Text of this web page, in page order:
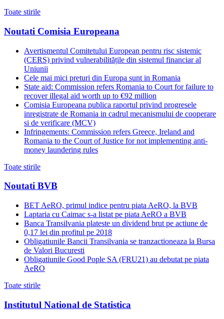
Toate stirile
Noutati Comisia Europeana
Avertismentul Comitetului European pentru risc sistemic
(CERS) privind vulnerabilitățile din sistemul financiar al
Uniunii
Cele mai mici preturi din Europa sunt in Romania
State aid: Commission refers Romania to Court for failure to
recover illegal aid worth up to €92 million
Comisia Europeana publica raportul privind progresele
inregistrate de Romania in cadrul mecanismului de cooperare
si de verificare (MCV)
Infringements: Commission refers Greece, Ireland and
Romania to the Court of Justice for not implementing anti-
money laundering rules
Toate stirile
Noutati BVB
BET AeRO, primul indice pentru piata AeRO, la BVB
Laptaria cu Caimac s-a listat pe piata AeRO a BVB
Banca Transilvania plateste un dividend brut pe actiune de
0,17 lei din profitul pe 2018
Obligatiunile Bancii Transilvania se tranzactioneaza la Bursa
de Valori Bucuresti
Obligatiunile Good Pople SA (FRU21) au debutat pe piata
AeRO
Toate stirile
Institutul National de Statistica